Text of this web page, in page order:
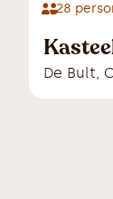
28
De Bult,